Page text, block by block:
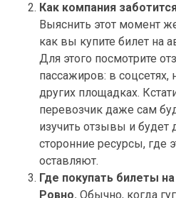
Как компания
Выяснить этот момент
как вы купите билет на
Для этого посмотрите
пассажиров: в соцсетях,
других площадках.
перевозчик даже сам
изучить отзывы и будет
сторонние ресурсы, где
оставляют.
Где покупать билеты
Ровно. Обычно, когда